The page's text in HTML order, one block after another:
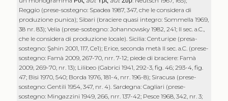
Reggio (prese-sostegno: Spadea 1987, 347, che le considera di
produzione punica); Sibari (braciere quasi integro: Sommella 1969,
38 nr. 83); Velia (prese-sostegno: Johannowsky 1982, 241; II sec. a.C.,
che le considera di produzione locale). Sicilia: Centuripe (presa-
sostegno: Şahin 2001, 117, Ce1); Erice, seconda metà II sec. a.C. (prese-
sostegno: Famà 2009, 267-70, nrr. 7-12; piede di braciere: Famà
2009, 269-70, nr. 13); Lilibeo (Gabrici 1941, 292-3, fig. 46; 293-4, fig.
47; Bisi 1970, 540; Borda 1976, 181-4, nrr. 196-8); Siracusa (prese-
sostegno: Gentili 1954, 347, nr. 4). Sardegna: Cagliari (prese-
sostegno: Mingazzini 1949, 266, nrr. 137-42; Pesce 1968, 342, nr. 3;